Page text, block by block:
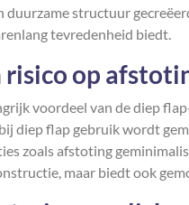
duurzame structuur
tevredenheid biedt.
risico op
voordeel van de diep
diep flap gebruik wordt
zoals afstoting
maar biedt ook